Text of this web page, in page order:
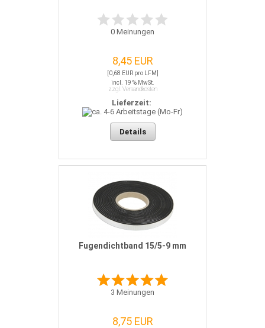
0 Meinungen
8,45 EUR
[0,68 EUR pro LFM]
incl. 19 % MwSt.
zzgl. Versandkosten
Lieferzeit:
Details
Fugendichtband 15/5-9 mm
3 Meinungen
8,75 EUR